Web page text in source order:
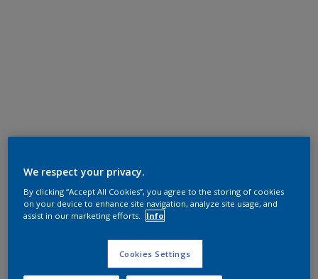
We respect your privacy.
By clicking “Accept All Cookies”, you agree to the storing of cookies
on your device to enhance site navigation, analyze site usage, and
assist in our marketing efforts.
Info
Cookies Settings